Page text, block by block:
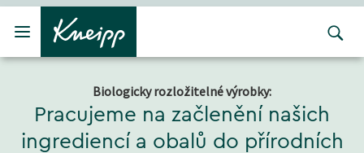
Přejít na hlavní obsah
Přejít na obsah patičky
Biologicky rozložitelné výrobky:
Pracujeme na začlenění našich
ingrediencí a obalů do přírodních